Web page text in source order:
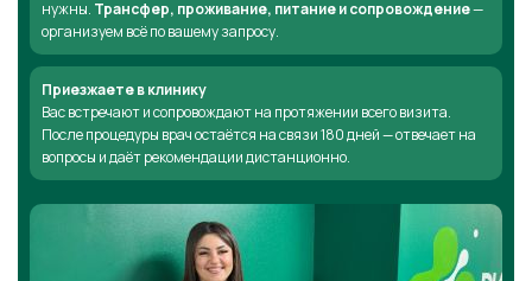
нужны. Трансфер, проживание, питание и сопровождение—
организуем всё по вашему запросу.
Приезжаете в клинику
Вас встречают и сопровождают на протяжении всего визита.
После процедуры врач остаётся на связи 180 дней — отвечает на
вопросы и даёт рекомендации дистанционно.